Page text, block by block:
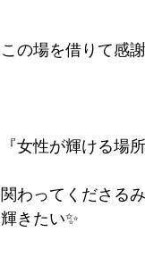
この場を借りて感
『女性が輝ける場
関わってくださる
輝きたい✨